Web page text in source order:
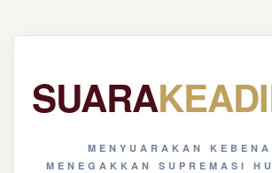
SUARA
MENYUARAKAN
MENEGAKKAN SUPREMASI